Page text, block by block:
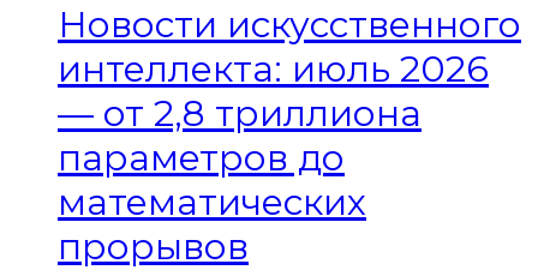
Новости искусственного
интеллекта: июль 2026
— от 2,8 триллиона
параметров до
математических
прорывов